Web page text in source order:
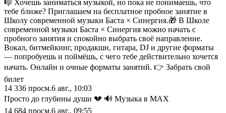
🎼 Хочешь заниматься музыкой, но пока не понимаешь, что
тебе ближе? Приглашаем на бесплатное пробное занятие в
Школу современной музыки Баста × Синергия.🎁 В Школе
современной музыки Баста × Синергия можно начать с
пробного занятия и спокойно выбрать своё направление.
Вокал, битмейкинг, продакшн, гитара, DJ и другие форматы
— попробуешь и поймёшь, с чего тебе действительно хочется
начать. Онлайн и очные форматы занятий. 👉 Забрать свой
билет
14 336 просм.6 авг., 10:03
Просто до глубины души 💔 🔊 Музыка в МАХ
14 684 просм.6 авг., 09:55